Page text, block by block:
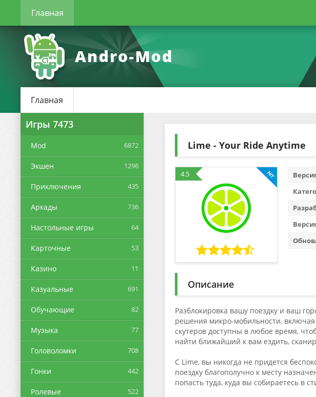
Главная
Главная
Игры 7473
Mod 6872
Экшен 1296
Приключения 435
Аркады 736
Настольные игры 64
Карточные 53
Казино 11
Казуальные 691
Обучающие 82
Музыка 77
Головоломки 708
Гонки 442
Ролевые 522
Lime - Your Ride Anytime
4.5
Описание
Разблокировка вашу поездку и ваш
решения микро-мобильности, включая
скутеров доступны в любое время,
найти ближайший к вам ездить,
С Lime, вы никогда не придется
поездку благополучно к месту
попасть туда, куда вы собираетесь в